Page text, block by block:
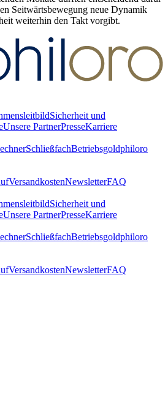
Seitwärtsbewegung neue Dynamik
weiterhin den Takt vorgibt.
Sicherheit und
Unsere PartnerPresseKarriere
SchließfachBetriebsgoldphiloro
VersandkostenNewsletterFAQ
Sicherheit und
Unsere PartnerPresseKarriere
SchließfachBetriebsgoldphiloro
VersandkostenNewsletterFAQ